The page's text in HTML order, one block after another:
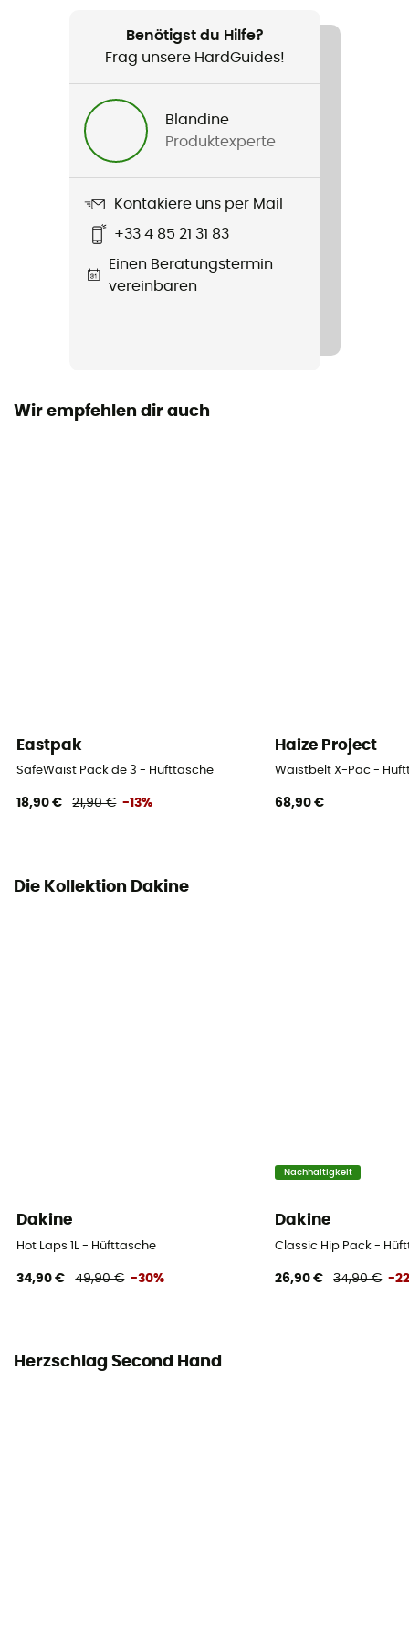
Wandern / Reise
Wasserdichtigkeit
Wasserabweisend
Material
Benötigst du Hilfe?
Frag unsere HardGuides!
Blandine
Produktexperte
Kontakiere uns per Mail
+33 4 85 21 31 83
Einen Beratungstermin
vereinbaren
Wir empfehlen dir auch
Eastpak
SafeWaist Pack de 3 - Hüfttasche
18,90 € 21,90 € -13%
Haize Project
Waistbelt X-Pac -
68,90 €
Die Kollektion Dakine
Dakine
Hot Laps 1L - Hüfttasche
34,90 € 49,90 € -30%
Nachhaltigkeit
Dakine
Classic Hip Pack -
26,90 € 34,90 € -
Herzschlag Second Hand